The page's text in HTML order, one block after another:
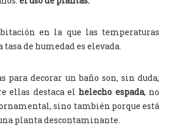
en la que las temperaturas
de humedad es elevada.
para decorar un baño son, sin duda,
ellas destaca el helecho espada, no
sino también porque está
planta descontaminante.